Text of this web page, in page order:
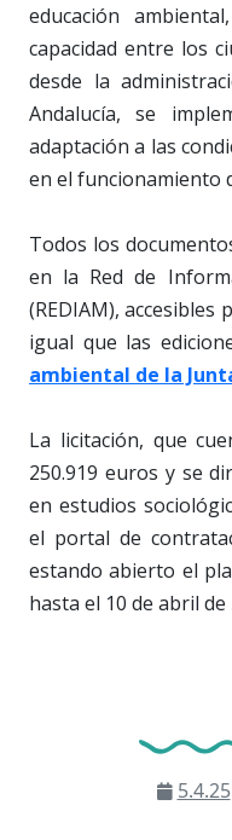
educación
capacidad entre los
desde la
Andalucía, se
adaptación a las
en el funcionamiento
Todos los
en la Red de
(REDIAM), accesibles
igual que las
ambiental de la
La licitación, que
250.919 euros y se
en estudios
el portal de
estando abierto el
hasta el 10 de abril de
5.4.25